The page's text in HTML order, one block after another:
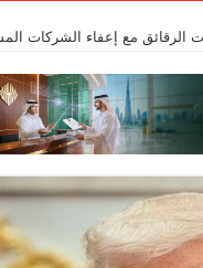
مع إعفاء الشركات